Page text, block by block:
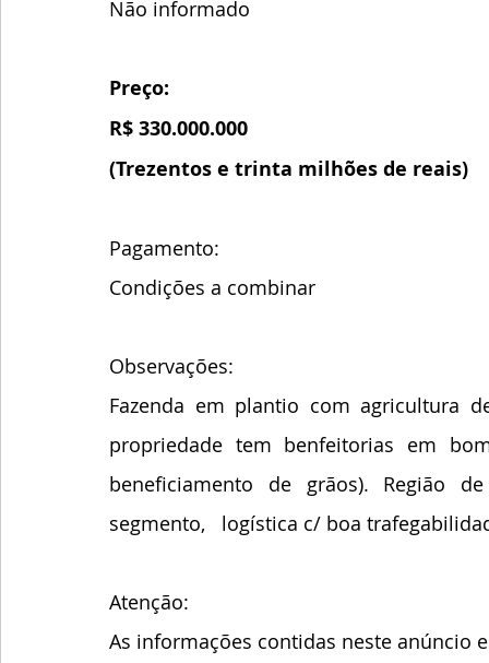
Não informado
Preço:
R$ 330.000.000
(Trezentos e trinta milhões de reais)
Pagamento:
Condições a combinar
Observações:
Fazenda em plantio com agricultura
propriedade tem benfeitorias em
beneficiamento de grãos). Região
segmento,   logística c/ boa
Atenção:
As informações contidas neste anúncio